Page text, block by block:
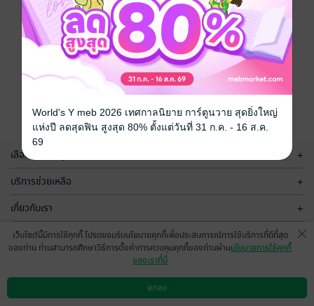
เลือกหมวดหมู่ +
บริการช่วยเหลือ +
เกี่ยวกับเรา +
กลุ่มธุรกิจในเครือ +
ดาวน์โหลดแอป วิธีการใช้งาน ติดต่อเรา
เว็บไซต์นี้มีการใช้คุกกี้ โปรดยอมรับนโยบายคุกกี้เพื่อประสบการณ์การใช้บริการที่ดีที่สุด
ของท่าน ท่านสามารถศึกษาวิธีการตั้งค่าการควบคุมคุกกี้ของท่านผ่านนโยบายการใช้คุกกี้
ของเราที่นี่
ตกลง
World's Y meb 2026 เทศกาลนิยาย การ์ตูนวาย สุดยิ่งใหญ่
แห่งปี ลดสุดฟิน สูงสุด 80% ตั้งแต่วันที่ 31 ก.ค. - 16 ส.ค.
69